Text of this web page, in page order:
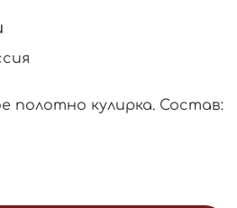
полотно кулирка. Состав: